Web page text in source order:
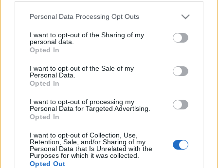
Please note that this website/app uses one or more Google
not limited to your visit or usage behaviour. You may click to
grant or deny consent to Google and its third-party tags to
use your data for below specified purposes in below Google
consent section.
Personal Data Processing Opt Outs
I want to opt-out of the Sharing of my
personal data.
Opted In
I want to opt-out of the Sale of my
Personal Data.
Opted In
I want to opt-out of processing my
Personal Data for Targeted Advertising.
Opted In
I want to opt-out of Collection, Use,
Retention, Sale, and/or Sharing of my
Personal Data that Is Unrelated with the
Purposes for which it was collected.
Opted Out
Bármi egyéb sütimaradék értelmes felhasználására
alkalmas egy jó pl vaníliás krém, amiben hagyod
kifejezetten érdekes lesz, ahogy a különböző
darabkák különböző ízekkel gazdagítják.
Ezek itt2014 legfontosabb eseményei a hazai
gasztronómiában! Karácsonyi hangulathoz
zenés-animációs mézeskalácsrecept
így néz ki
karácsonyi romantika a németeknélés
itt szavazz, ha elküldenél Indiába tudósítani